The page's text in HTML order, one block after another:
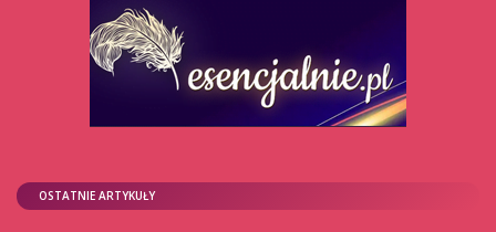
OSTATNIE ARTYKUŁY